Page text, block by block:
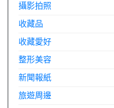
攝影拍照
收藏品
收藏愛好
整形美容
新聞報紙
旅遊周邊